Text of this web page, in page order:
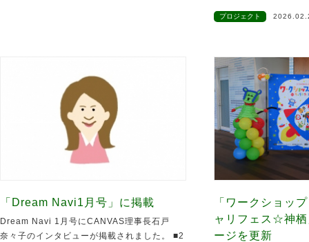
プロジェクト
「Dream Navi1月号」に掲載
Dream Navi 1月号にCANVAS理事長石戸
奈々子のインタビューが掲載されました。 ■2
「ワークショッ
ャリフェス☆神
ージを更新